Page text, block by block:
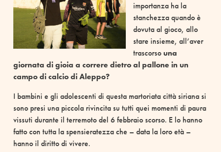
importanza ha la
stanchezza quando è
dovuta al gioco, allo
stare insieme, all’aver
trascorso una
giornata di gioia a correre dietro al pallone in un
campo di calcio di Aleppo?
I bambini e gli adolescenti di questa martoriata città siriana si
sono presi una piccola rivincita su tutti quei momenti di paura
vissuti durante il terremoto del 6 febbraio scorso. E lo hanno
fatto con tutta la spensieratezza che – data la loro età –
hanno il diritto di vivere.